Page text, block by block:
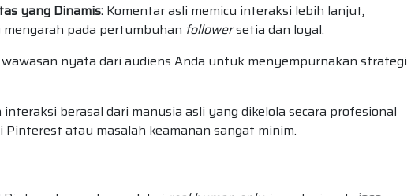
yang Dinamis:Komentar asli memicu interaksi lebih lanjut,
pada pertumbuhan followersetia dan loyal.
nyata dari audiens Anda untuk menyempurnakan strategi
interaksi berasal dari manusia asli yang dikelola secara profesional
Pinterest atau masalah keamanan sangat minim.